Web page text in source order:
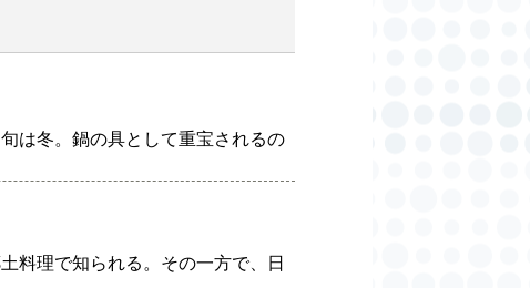
は冬。鍋の具として重宝されるの
料理で知られる。その一方で、日